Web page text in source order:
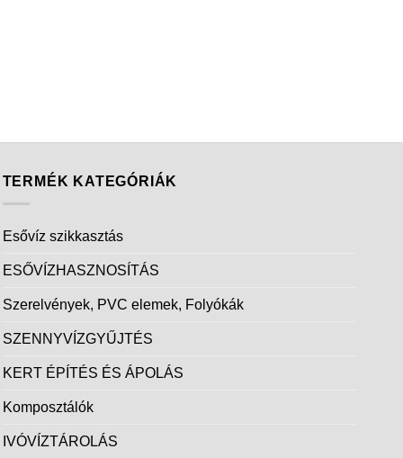
TERMÉK KATEGÓRIÁK
Esővíz szikkasztás
ESŐVÍZHASZNOSÍTÁS
Szerelvények, PVC elemek, Folyókák
SZENNYVÍZGYŰJTÉS
KERT ÉPÍTÉS ÉS ÁPOLÁS
Komposztálók
IVÓVÍZTÁROLÁS